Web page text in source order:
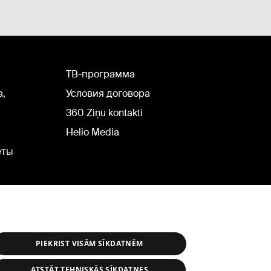
TВ-программа
Условия договора
360 Ziņu kontakti
Helio Media
PIEKRIST VISĀM SĪKDATNĒM